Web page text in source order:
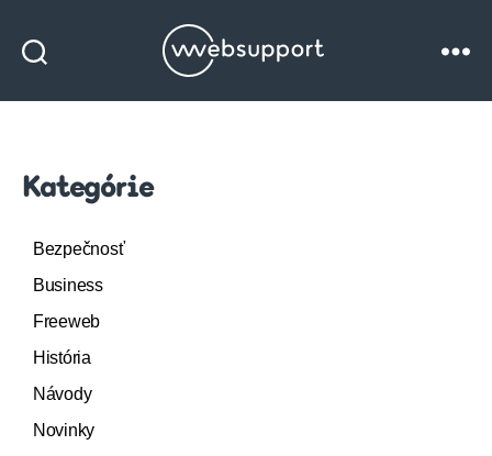
Websupport
Kategórie
Bezpečnosť
Business
Freeweb
História
Návody
Novinky